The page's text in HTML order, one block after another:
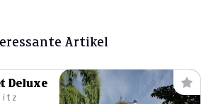
Artikel
Deluxe